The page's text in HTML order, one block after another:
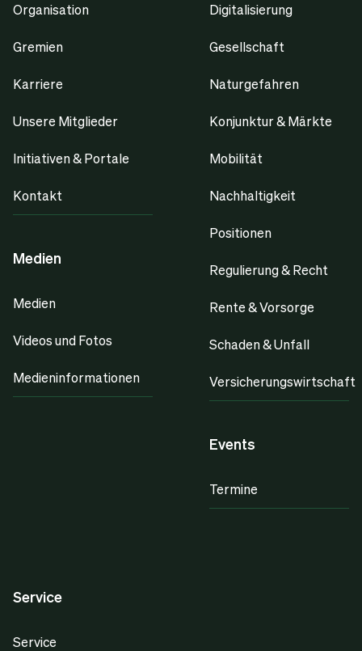
Organisation
Gremien
Karriere
Unsere Mitglieder
Initiativen & Portale
Kontakt
Medien
Medien
Videos und Fotos
Medieninformationen
Digitalisierung
Gesellschaft
Naturgefahren
Konjunktur & Märkte
Mobilität
Nachhaltigkeit
Positionen
Regulierung & Recht
Rente & Vorsorge
Schaden & Unfall
Versicherungswirtschaft
Events
Termine
Service
Service